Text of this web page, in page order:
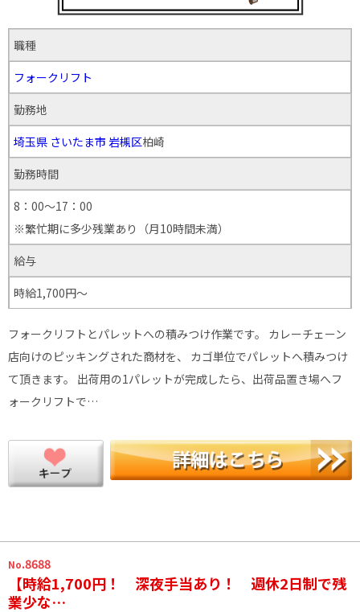
職種
フォークリフト
勤務地
埼玉県 さいたま市 岩槻区柏崎
勤務時間
8：00～17：00
※繁忙期に多少残業あり（月10時間未満）
給与
時給1,700円～
フォークリフトとパレットへの積みつけ作業です。 カレーチェーン
店向けのピッキングされた商材を、 カゴ単位でパレットへ積みつけ
て頂きます。 出荷用の1パレットが完成したら、出荷品置き場へフ
ォークリフトで…
No.8688
【時給1,700円！ 深夜手当あり！ 週休2日制で残
業少な…